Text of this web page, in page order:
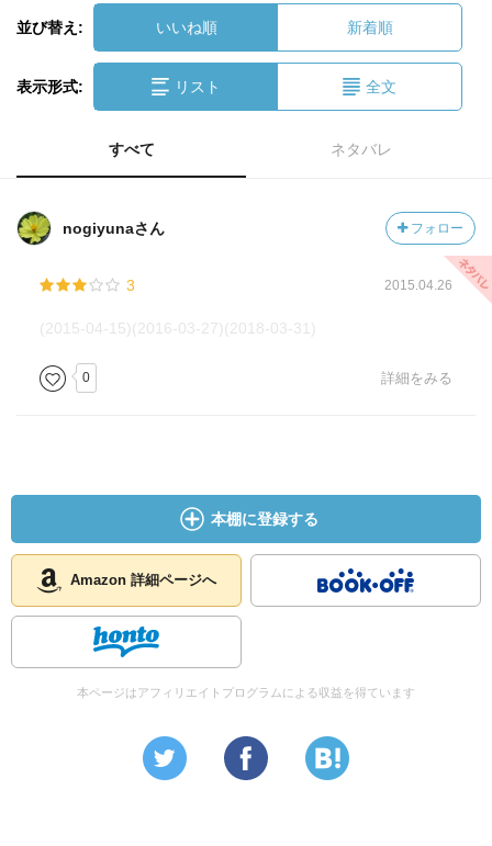
並び替え: いいね順 新着順
表示形式: リスト 全文
すべて ネタバレ
nogiyunaさん フォロー
3 2015.04.26
(2015-04-15)(2016-03-27)(2018-03-31)
0 詳細をみる
本棚に登録する
Amazon 詳細ページへ
本ページはアフィリエイトプログラムによる収益を得ています